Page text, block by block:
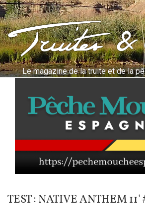
Aller
au
contenu
principalTruites &
Le magazine de la truite et de la
TEST : NATIVE ANTHEM 11'